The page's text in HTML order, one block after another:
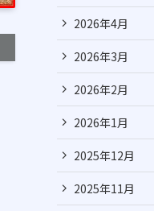
2026年4月
2026年3月
2026年2月
2026年1月
2025年12月
2025年11月